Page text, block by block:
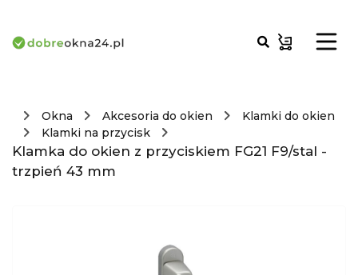
Okna Akcesoria do okien
Klamki do okien
Klamki na przycisk
Klamka do okien z przyciskiem FG21 F9/stal -
trzpień 43 mm